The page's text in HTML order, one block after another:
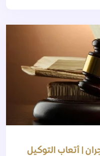
| أتعاب التوكيل